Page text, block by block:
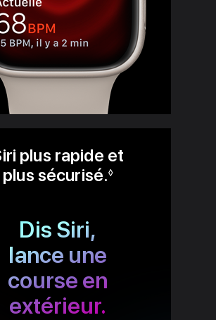
plus rapide et
plus sécurisé.◊Renvoi aux
Dis Siri,
lance une
course en
extérieur.